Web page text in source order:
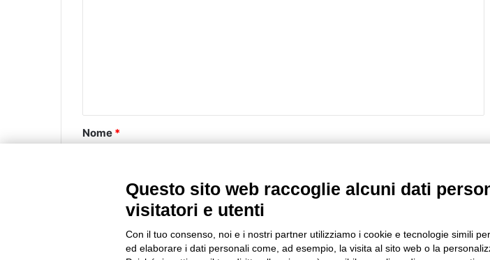
o
Nome *
Sito web
Questo sito web raccoglie alcuni dati
visitatori e utenti
Con il tuo consenso, noi e i nostri partner utilizziamo i cookie e tecnologie simili
ed elaborare i dati personali come, ad esempio, la visita al sito web o la